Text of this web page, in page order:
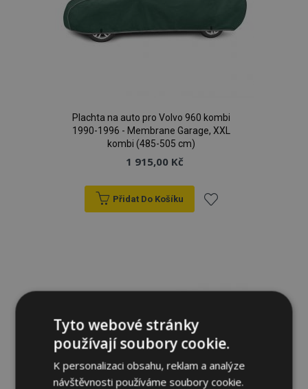
Plachta na auto pro Volvo 960 kombi
1990-1996 - Membrane Garage, XXL
kombi (485-505 cm)
1 915,00 Kč
Přidat Do Košíku
Tyto webové stránky
používají soubory cookie.
K personalizaci obsahu, reklam a analýze
návštěvnosti používáme soubory cookie.